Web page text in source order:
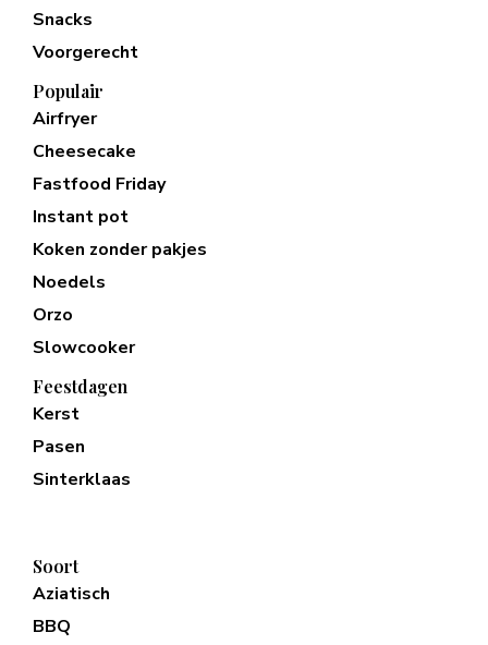
Snacks
Voorgerecht
Populair
Airfryer
Cheesecake
Fastfood Friday
Instant pot
Koken zonder pakjes
Noedels
Orzo
Slowcooker
Feestdagen
Kerst
Pasen
Sinterklaas
Soort
Aziatisch
BBQ